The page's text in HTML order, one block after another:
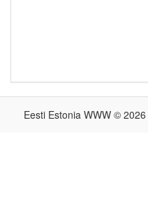
Eesti Estonia WWW © 2026